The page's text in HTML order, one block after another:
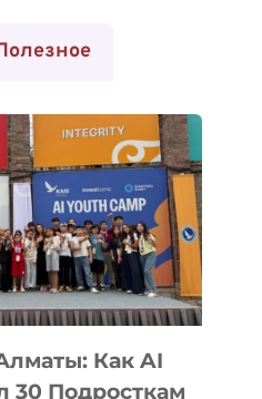
Как AI
30 Подросткам